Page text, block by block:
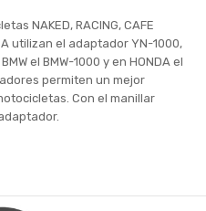
NAKED, RACING, CAFE
utilizan el adaptador YN-1000,
el BMW-1000 y en HONDA el
permiten un mejor
Con el manillar